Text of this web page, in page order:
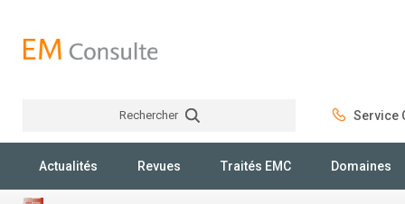
Rechercher Service
Actualités Revues Traités EMC Domaines